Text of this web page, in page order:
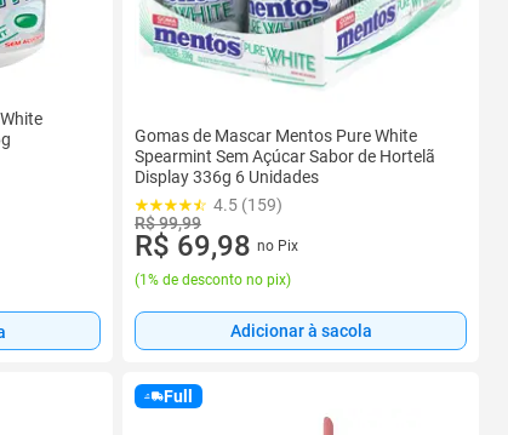
Gomas de Mascar Mentos Pure White
Spearmint Sem Açúcar Sabor de Hortelã
Display 336g 6 Unidades
4.5 (159)
R$ 99,99
R$ 69,98 no Pix
(1% de desconto no pix)
Adicionar à sacola
Full